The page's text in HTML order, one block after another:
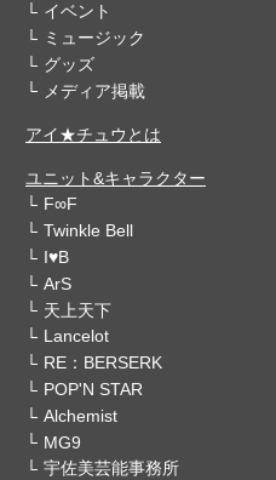
イベント
ミュージック
グッズ
メディア掲載
アイ★チュウとは
ユニット&キャラクター
F∞F
Twinkle Bell
I♥B
ArS
天上天下
Lancelot
RE：BERSERK
POP'N STAR
Alchemist
MG9
宇佐美芸能事務所